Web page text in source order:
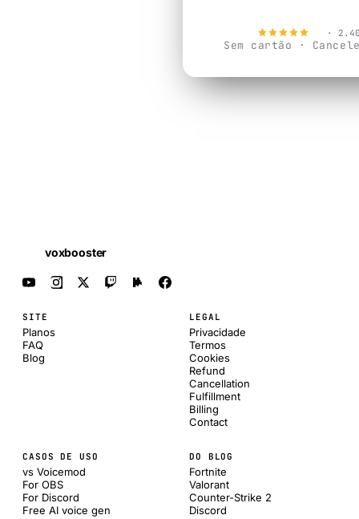
·
Sem cartão ·
voxbooster
SITE
Planos
FAQ
Blog
LEGAL
Privacidade
Termos
Cookies
Refund
Cancellation
Fulfillment
Billing
Contact
CASOS DE USO
vs Voicemod
For OBS
For Discord
Free AI voice gen
DO BLOG
Fortnite
Valorant
Counter-Strike 2
Discord